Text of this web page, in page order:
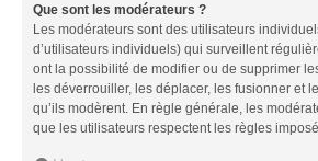
Que sont les modérateurs ?
Les modérateurs sont des utilisateurs
d’utilisateurs individuels) qui surveillent
ont la possibilité de modifier ou de supprimer
les déverrouiller, les déplacer, les fusionner et
qu’ils modèrent. En règle générale, les
que les utilisateurs respectent les règles